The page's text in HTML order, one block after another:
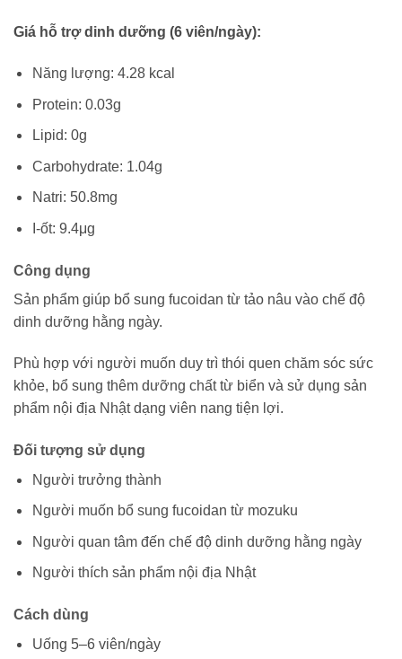
Giá hỗ trợ dinh dưỡng (6 viên/ngày):
Năng lượng: 4.28 kcal
Protein: 0.03g
Lipid: 0g
Carbohydrate: 1.04g
Natri: 50.8mg
I-ốt: 9.4μg
Công dụng
Sản phẩm giúp bổ sung fucoidan từ tảo nâu vào chế độ
dinh dưỡng hằng ngày.
Phù hợp với người muốn duy trì thói quen chăm sóc sức
khỏe, bổ sung thêm dưỡng chất từ biển và sử dụng sản
phẩm nội địa Nhật dạng viên nang tiện lợi.
Đối tượng sử dụng
Người trưởng thành
Người muốn bổ sung fucoidan từ mozuku
Người quan tâm đến chế độ dinh dưỡng hằng ngày
Người thích sản phẩm nội địa Nhật
Cách dùng
Uống 5–6 viên/ngày